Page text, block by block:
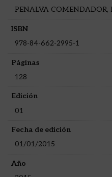
PENALVA
ISBN
978-84-662-2995-1
Páginas
128
Edición
01
Fecha de edición
01/01/2015
Año